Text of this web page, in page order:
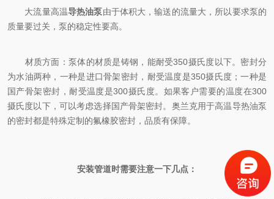
大流量高温导热油泵由于体积大，输送的流量大，所以要求泵的
质量要过关，泵的稳定性要高。
材质方面：泵体的材质是铸钢，能耐受350摄氏度以下。密封分
为水油两种，一种是进口骨架密封，耐受温度是350摄氏度；一种是
国产骨架密封，耐受温度是300摄氏度。如果客户需要的温度在300
摄氏度以下，可以考虑选择国产骨架密封。奥兰克用于高温导热油泵
的密封都是特殊定制的氟橡胶密封，品质有保障。
安装管道时需要注意一下几点：